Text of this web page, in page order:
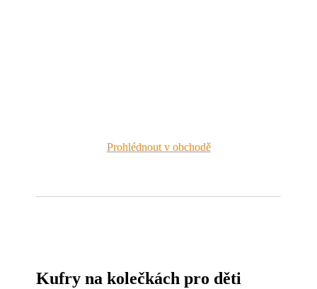
Prohlédnout v obchodě
Kufry na kolečkách pro děti